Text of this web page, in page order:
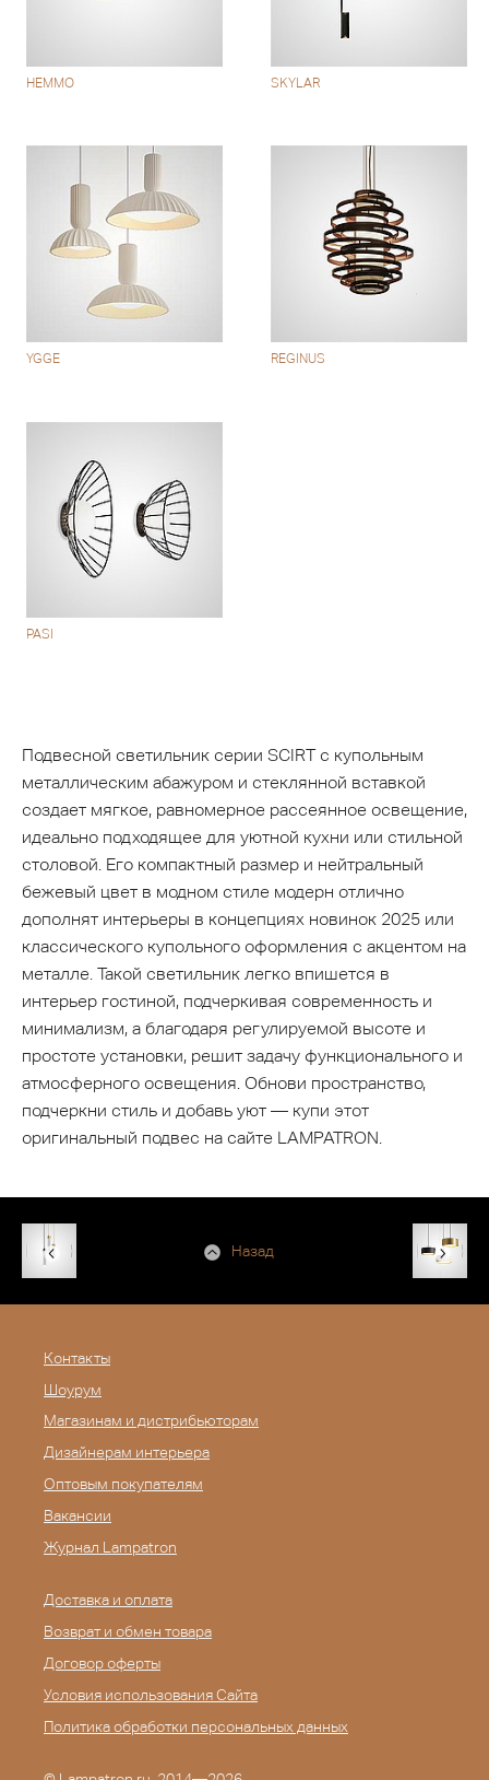
HEMMO SKYLAR
YGGE REGINUS
PASI
Подвесной светильник серии SCIRT с купольным
металлическим абажуром и стеклянной вставкой
создает мягкое, равномерное рассеянное освещение,
идеально подходящее для уютной кухни или стильной
столовой. Его компактный размер и нейтральный
бежевый цвет в модном стиле модерн отлично
дополнят интерьеры в концепциях новинок 2025 или
классического купольного оформления с акцентом на
металле. Такой светильник легко впишется в
интерьер гостиной, подчеркивая современность и
минимализм, а благодаря регулируемой высоте и
простоте установки, решит задачу функционального и
атмосферного освещения. Обнови пространство,
подчеркни стиль и добавь уют — купи этот
оригинальный подвес на сайте LAMPATRON.
Назад
Контакты
Шоурум
Магазинам и дистрибьюторам
Дизайнерам интерьера
Оптовым покупателям
Вакансии
Журнал Lampatron
Доставка и оплата
Возврат и обмен товара
Договор оферты
Условия использования Сайта
Политика обработки персональных данных